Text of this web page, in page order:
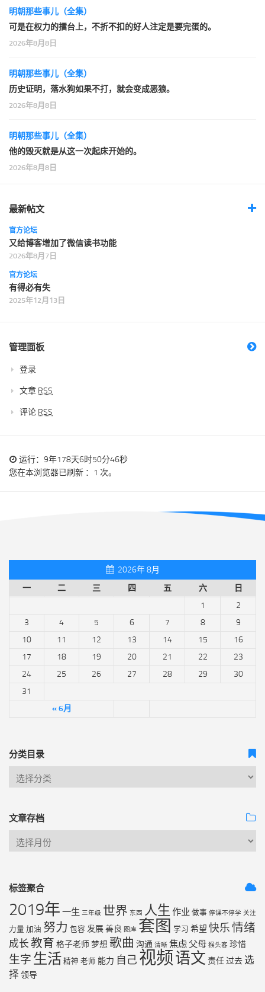
明朝那些事儿（全集）
可是在权力的擂台上，不折不扣的好人注定是要完蛋的。
2026年8月8日
明朝那些事儿（全集）
历史证明，落水狗如果不打，就会变成恶狼。
2026年8月8日
明朝那些事儿（全集）
他的毁灭就是从这一次起床开始的。
2026年8月8日
最新帖文
官方论坛
又给博客增加了微信读书功能
2026年8月7日
官方论坛
有得必有失
2025年12月13日
管理面板
登录
文章 RSS
评论 RSS
运行：9年178天6时50分47秒
您在本浏览器已刷新 ：1 次。
2026年 8月
一
二 三 四 五 六 日
« 6月
1
2
3
4 5 6 7 8
9
10
11 12 13 14 15
16
17
18 19 20 21 22
23
24
25 26 27 28 29
30
31
分类目录
文章存档
标签聚合
2019年 一生 三年级 世界 东西 人生 作业 做事 停课不停学 关注
力量 加油 努力 包容 发展善良 图库 套图 学习 希望 快乐情绪
成长 教育 格子老师梦想 歌曲 沟通 清晰 焦虑 父母 猴头客 珍惜
生字 生活 精神 老师 能力 自己 视频语文 责任过去 选
择 领导